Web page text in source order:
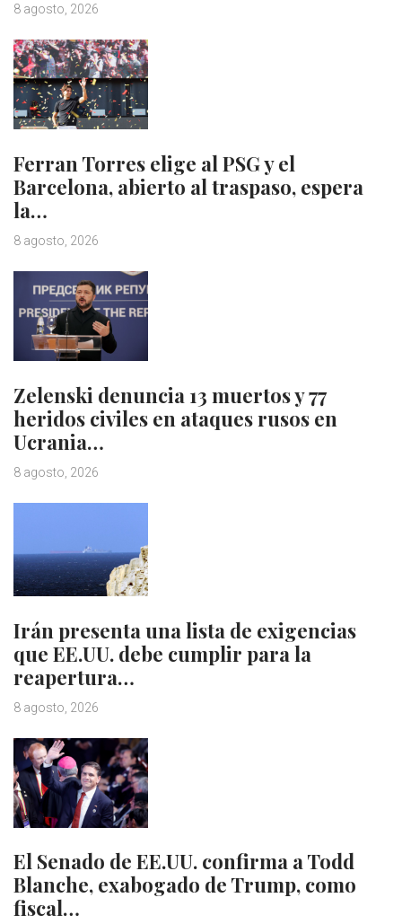
8 agosto, 2026
Ferran Torres elige al PSG y el
Barcelona, abierto al traspaso, espera
la…
8 agosto, 2026
Zelenski denuncia 13 muertos y 77
heridos civiles en ataques rusos en
Ucrania…
8 agosto, 2026
Irán presenta una lista de exigencias
que EE.UU. debe cumplir para la
reapertura…
8 agosto, 2026
El Senado de EE.UU. confirma a Todd
Blanche, exabogado de Trump, como
fiscal…